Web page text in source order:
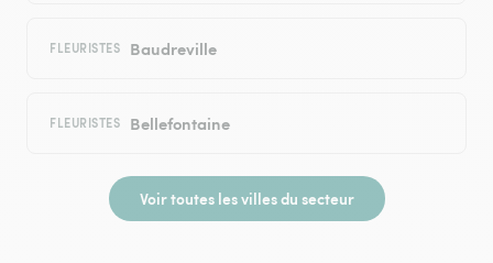
FLEURISTES Baudreville
FLEURISTES Bellefontaine
Voir toutes les villes du secteur